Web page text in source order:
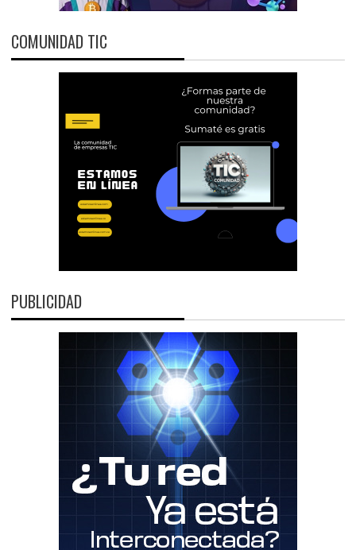
COMUNIDAD TIC
PUBLICIDAD